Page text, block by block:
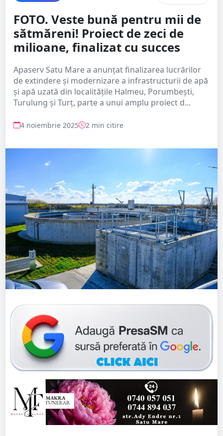
FOTO. Veste bună pentru mii de
sătmăreni! Proiect de zeci de
milioane, finalizat cu succes
Apaserv Satu Mare a anunțat finalizarea lucrărilor
de extindere și modernizare a infrastructurii de apă
și apă uzată din localitățile Halmeu, Porumbești,
Turulung și Turț, parte a unui amplu proiect d...
4 noiembrie 2025 2 min citire